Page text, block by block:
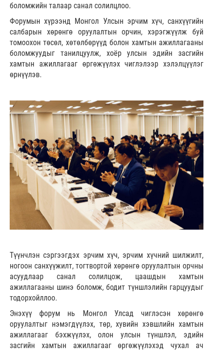
боломжийн талаар санал солилцлоо.
Форумын хүрээнд Монгол Улсын эрчим хүч, санхүүгийн
салбарын хөрөнгө оруулалтын орчин, хэрэгжүүлж буй
томоохон төсөл, хөтөлбөрүүд болон хамтын ажиллагааны
боломжуудыг танилцуулж, хоёр улсын эдийн засгийн
хамтын ажиллагааг өргөжүүлэх чиглэлээр хэлэлцүүлэг
өрнүүлэв.
Түүнчлэн сэргээгдэх эрчим хүч, эрчим хүчний шилжилт,
ногоон санхүүжилт, тогтвортой хөрөнгө оруулалтын орчны
асуудлаар санал солилцож, цаашдын хамтын
ажиллагааны шинэ боломж, бодит түншлэлийн гарцуудыг
тодорхойллоо.
Энэхүү форум нь Монгол Улсад чиглэсэн хөрөнгө
оруулалтыг нэмэгдүүлэх, төр, хувийн хэвшлийн хамтын
ажиллагааг бэхжүүлэх, олон улсын түншлэл, эдийн
засгийн хамтын ажиллагааг өргөжүүлэхэд чухал ач